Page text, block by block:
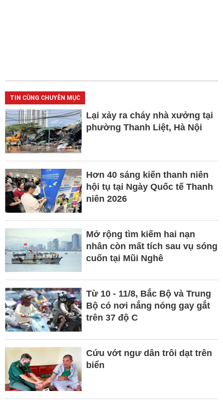
TIN CÙNG CHUYÊN MỤC
Lại xảy ra cháy nhà xưởng tại
phường Thanh Liệt, Hà Nội
Hơn 40 sáng kiến thanh niên
hội tụ tại Ngày Quốc tế Thanh
niên 2026
Mở rộng tìm kiếm hai nạn
nhân còn mất tích sau vụ sóng
cuốn tại Mũi Nghê
Từ 10 - 11/8, Bắc Bộ và Trung
Bộ có nơi nắng nóng gay gắt
trên 37 độ C
Cứu vớt ngư dân trôi dạt trên
biển